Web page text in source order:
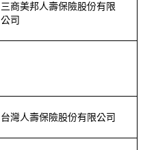
三商美邦人壽保險股份有限
公司
台灣人壽保險股份有限公司